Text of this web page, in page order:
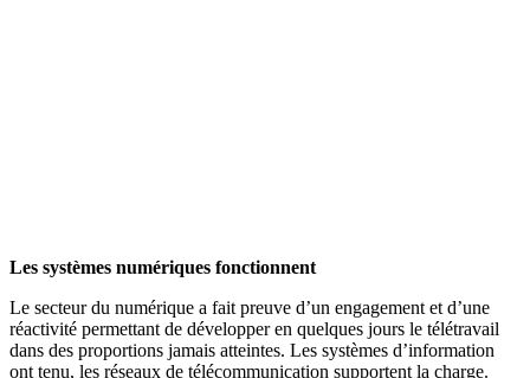
Les systèmes numériques fonctionnent
Le secteur du numérique a fait preuve d’un engagement et d’une
réactivité permettant de développer en quelques jours le télétravail
dans des proportions jamais atteintes. Les systèmes d’information
ont tenu, les réseaux de télécommunication supportent la charge.